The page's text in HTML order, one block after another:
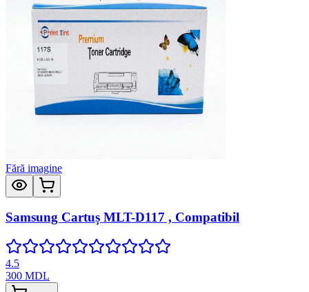
Fără imagine
Samsung Cartuș MLT-D117 , Compatibil
4.5
300 MDL